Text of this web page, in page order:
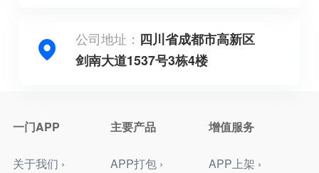
公司地址： 四川省成都市高新区
剑南大道1537号3栋4楼
一门APP
关于我们 ›
主要产品
APP打包 ›
增值服务
APP上架 ›